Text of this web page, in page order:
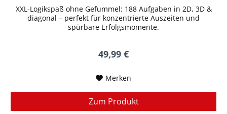
XXL-Logikspaß ohne Gefummel: 188 Aufgaben in 2D, 3D &
diagonal – perfekt für konzentrierte Auszeiten und
spürbare Erfolgsmomente.
49,99 €
Merken
Zum Produkt